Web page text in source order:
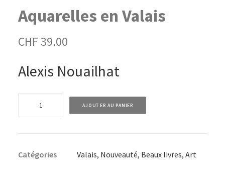
Aquarelles en Valais
CHF39.00
Alexis Nouailhat
Valais
AJOUTER AU PANIER
Catégories Valais, Nouveauté, Beaux livres, Art